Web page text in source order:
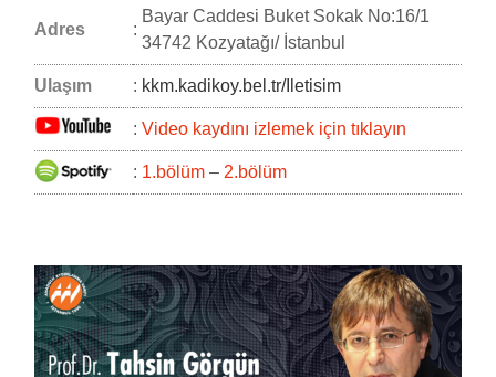
Adres :
Bayar Caddesi Buket Sokak No:16/1
34742 Kozyatağı/ İstanbul
Ulaşım : kkm.kadikoy.bel.tr/Iletisim
: Video kaydını izlemek için tıklayın
: 1.bölüm – 2.bölüm